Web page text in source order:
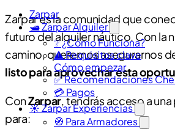
Zarpar
🛥️ Zarpar Alquiler
❔ ¿Cómo Funciona?
⚠️ Requisitos clave
Cómo empezar
✅ Recomendaciones
💳 Pagos
☀️ Zarpar Experiencias
🧭 Para Armadores
Zarpar es la comunidad que
futuro del alquiler náutico. Con la
camino, queremos asegurarnos
listo para aprovechar esta
ConZarpar, tendrás acceso a
para: